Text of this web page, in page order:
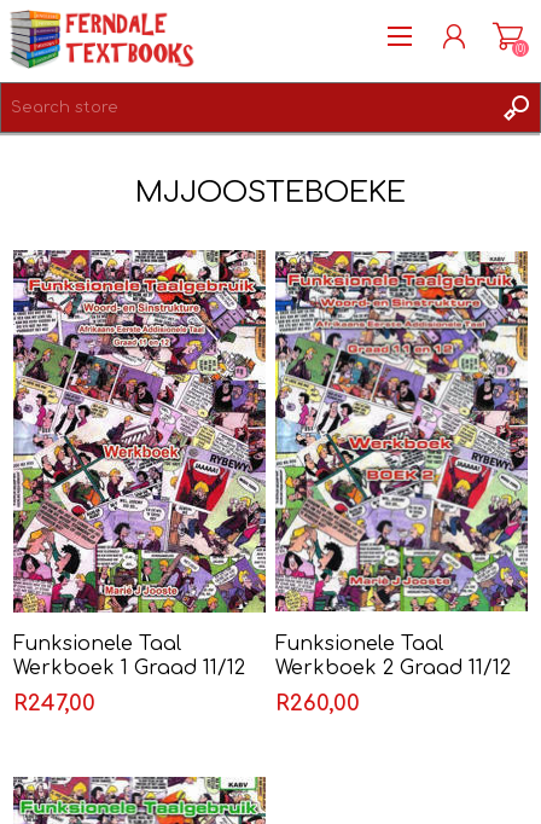
(0)
MJJOOSTEBOEKE
Funksionele Taal
Werkboek 1 Graad 11/12
(Eerste Addisionele Taal)
R247,00
Funksionele Taal
Werkboek 2 Graad 11/12
(Eerste Addisionele Taal)
R260,00